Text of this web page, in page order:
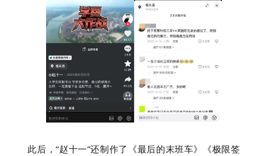
此后，“赵十一”还制作了《最后的末班车》《极限签